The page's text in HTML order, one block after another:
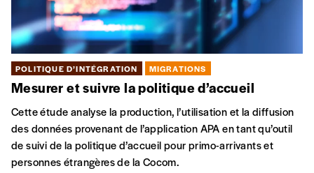
POLITIQUE D’INTÉGRATION MIGRATIONS
Mesurer et suivre la politique d’accueil
Cette étude analyse la production, l’utilisation et la diffusion
des données provenant de l’application APA en tant qu’outil
de suivi de la politique d’accueil pour primo-arrivants et
personnes étrangères de la Cocom.